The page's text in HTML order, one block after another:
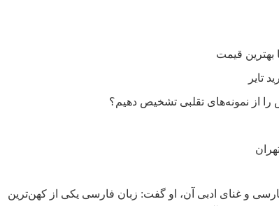
از نمونه‌های تقلبی تشخیص دهیم؟
و غنای ادبی آن، او گفت: زبان فارسی یکی از کهن‌ترین